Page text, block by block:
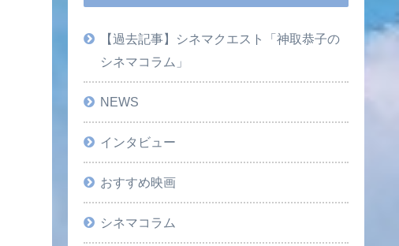
【過去記事】シネマクエスト「神取恭子の
シネマコラム」
NEWS
インタビュー
おすすめ映画
シネマコラム